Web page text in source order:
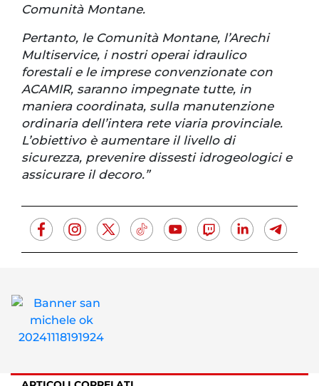
Comunità Montane.
Pertanto, le Comunità Montane, l’Arechi
Multiservice, i nostri operai idraulico
forestali e le imprese convenzionate con
ACAMIR, saranno impegnate tutte, in
maniera coordinata, sulla manutenzione
ordinaria dell’intera rete viaria provinciale.
L’obiettivo è aumentare il livello di
sicurezza, prevenire dissesti idrogeologici e
assicurare il decoro.”